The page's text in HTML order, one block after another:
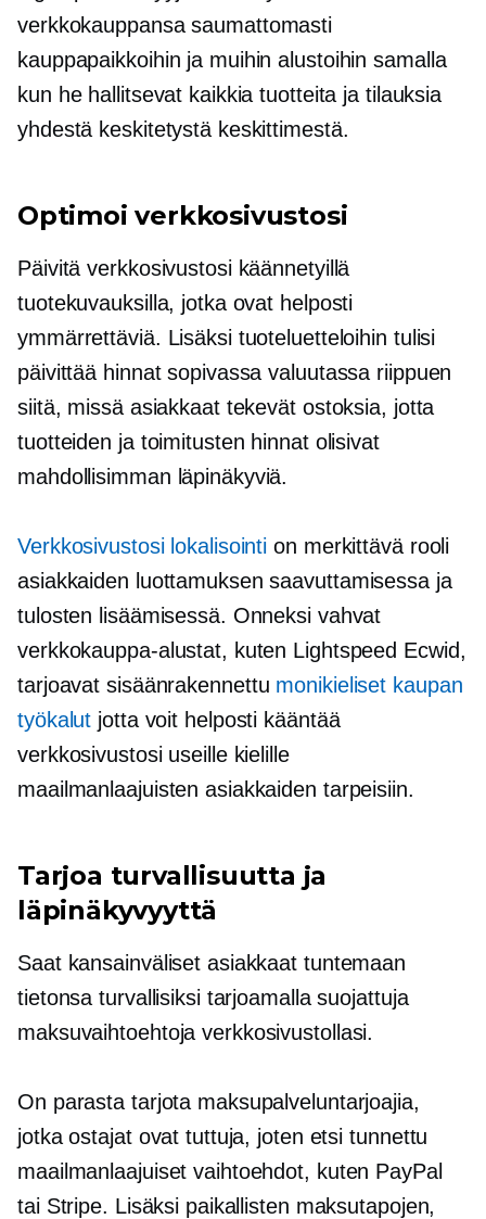
verkkokauppansa saumattomasti
kauppapaikkoihin ja muihin alustoihin samalla
kun he hallitsevat kaikkia tuotteita ja tilauksia
yhdestä keskitetystä keskittimestä.
Optimoi verkkosivustosi
Päivitä verkkosivustosi käännetyillä
tuotekuvauksilla, jotka ovat helposti
ymmärrettäviä. Lisäksi tuoteluetteloihin tulisi
päivittää hinnat sopivassa valuutassa riippuen
siitä, missä asiakkaat tekevät ostoksia, jotta
tuotteiden ja toimitusten hinnat olisivat
mahdollisimman läpinäkyviä.
Verkkosivustosi lokalisointi on merkittävä rooli
asiakkaiden luottamuksen saavuttamisessa ja
tulosten lisäämisessä. Onneksi vahvat
verkkokauppa-alustat, kuten Lightspeed Ecwid,
tarjoavatsisäänrakennettu monikieliset kaupan
työkalut jotta voit helposti kääntää
verkkosivustosi useille kielille
maailmanlaajuisten asiakkaiden tarpeisiin.
Tarjoa turvallisuutta ja
läpinäkyvyyttä
Saat kansainväliset asiakkaat tuntemaan
tietonsa turvallisiksi tarjoamalla suojattuja
maksuvaihtoehtoja verkkosivustollasi.
On parasta tarjota maksupalveluntarjoajia,
jotka ostajat ovat tuttuja, joten etsitunnettu
maailmanlaajuiset vaihtoehdot, kuten PayPal
tai Stripe. Lisäksi paikallisten maksutapojen,